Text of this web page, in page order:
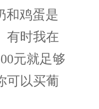
和鸡蛋是
有时我在
元就足够
可以买葡